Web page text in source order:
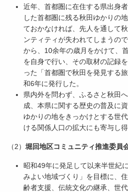
近年、首都圏に在住する県出身
した首都圏に残る秋田ゆかりの
ておかなければ、先人を通して
ンティティが失われてしまうの
から、10余年の歳月をかけて、
を自身で行い、その取材の記録
った「首都圏で秋田を発見する
和6年に発行した。
県内外を問わず、ふるさと秋田
成、本県に関する歴史の普及に
ゆかりの地をきっかけとする世
ける関係人口の拡大にも寄与し得
（2） 堀回地区コミュニティ推進委員
昭和49年に発足して以来半世紀
みよい地域づくり」を目標に、
齢者支援、伝統文化の継承、世